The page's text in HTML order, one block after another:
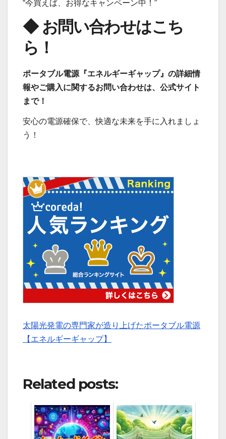
“今買えば、お得なキャンペーン中！”
◆ お問い合わせはこち
ら！
ポータブル電源『エネルギーギャップ』の詳細情
報やご購入に関するお問い合わせは、公式サイト
まで！
安心の電源確保で、快適な未来を手に入れましょ
う！
太陽光発電の専門家が造り上げたポータブル電源
【エネルギーギャップ】
Related posts: